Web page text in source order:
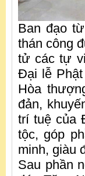
Ban đạo
thán công
tử các tự
Đại lễ
Hòa
đản,
trí tuệ của
tộc, góp
minh, giàu
Sau phần